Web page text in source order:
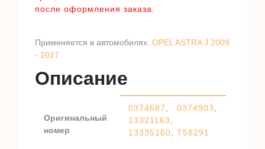
после оформления заказа.
Применяется в автомобилях: OPEL ASTRA J 2009
- 2017
Описание
Оригинальный
номер
0374687, 0374903,
13321163,
13335160, T58291